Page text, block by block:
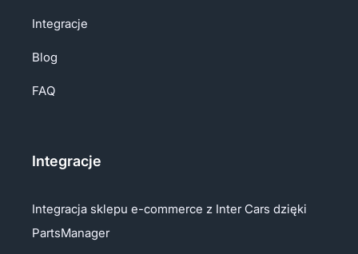
Integracje
Blog
FAQ
Integracje
Integracja sklepu e-commerce z Inter Cars dzięki
PartsManager